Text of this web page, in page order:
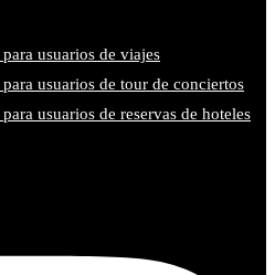
usuarios de viajes
usuarios de tour de conciertos
usuarios de reservas de hoteles